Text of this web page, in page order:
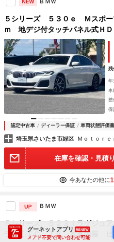
NEW
５シリーズ ５３０ｅ Ｍスポ
ｍ 地デジ付タッチパネル式Ｈ
９インチアルミ Ｍスポーツシ
ＥＤヘッドライト ヘッドアップ
残
年
車
整
保
認定中古車 ディーラー保証 車両状態評価書
埼玉県さいたま市緑区
在庫を確認・見積
今あなたの他に
UP ＢＭＷ
５シリーズ ５２３ｉラグジュ
ラ ＥＴＣ ＴＶ 本革内装 ヒ
グーネットアプリ RENEW
メアド不要で問い合わせ可能